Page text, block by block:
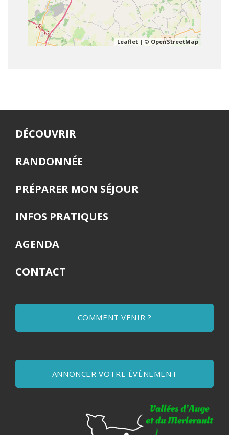
Leaflet | © OpenStreetMap
DÉCOUVRIR
RANDONNÉE
PRÉPARER MON SÉJOUR
INFOS PRATIQUES
AGENDA
CONTACT
COMMENT VENIR ?
ANNONCER VOTRE ÉVÈNEMENT